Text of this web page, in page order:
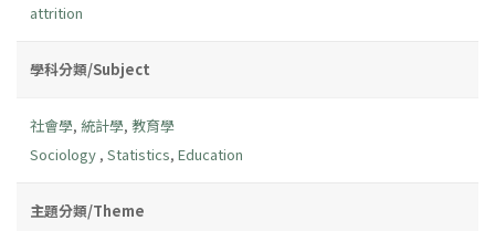
attrition
學科分類/Subject
社會學, 統計學, 教育學
Sociology , Statistics, Education
主題分類/Theme